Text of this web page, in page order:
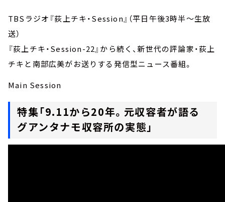
TBSラジオ『荻上チキ・Session』（平日午後3時半～生放
送）
『荻上チキ・Session-22』から続く、新世代の評論家・荻上
チキと南部広美がお送りする発信型ニュース番組。
Main Session
特集「9.11から20年。元収容者が語る
グアンタナモ収容所の実態」